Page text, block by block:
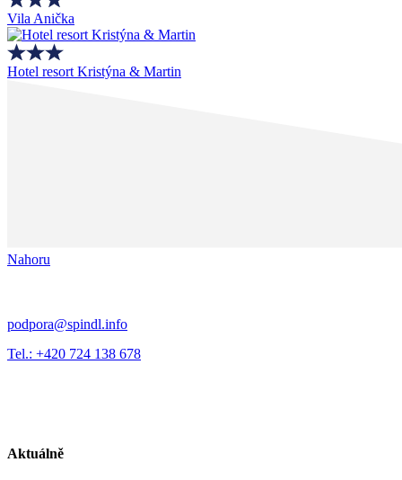
Vila Anička
Hotel resort Kristýna & Martin
Nahoru
podpora@spindl.info
Tel.: +420 724 138 678
Aktuálně